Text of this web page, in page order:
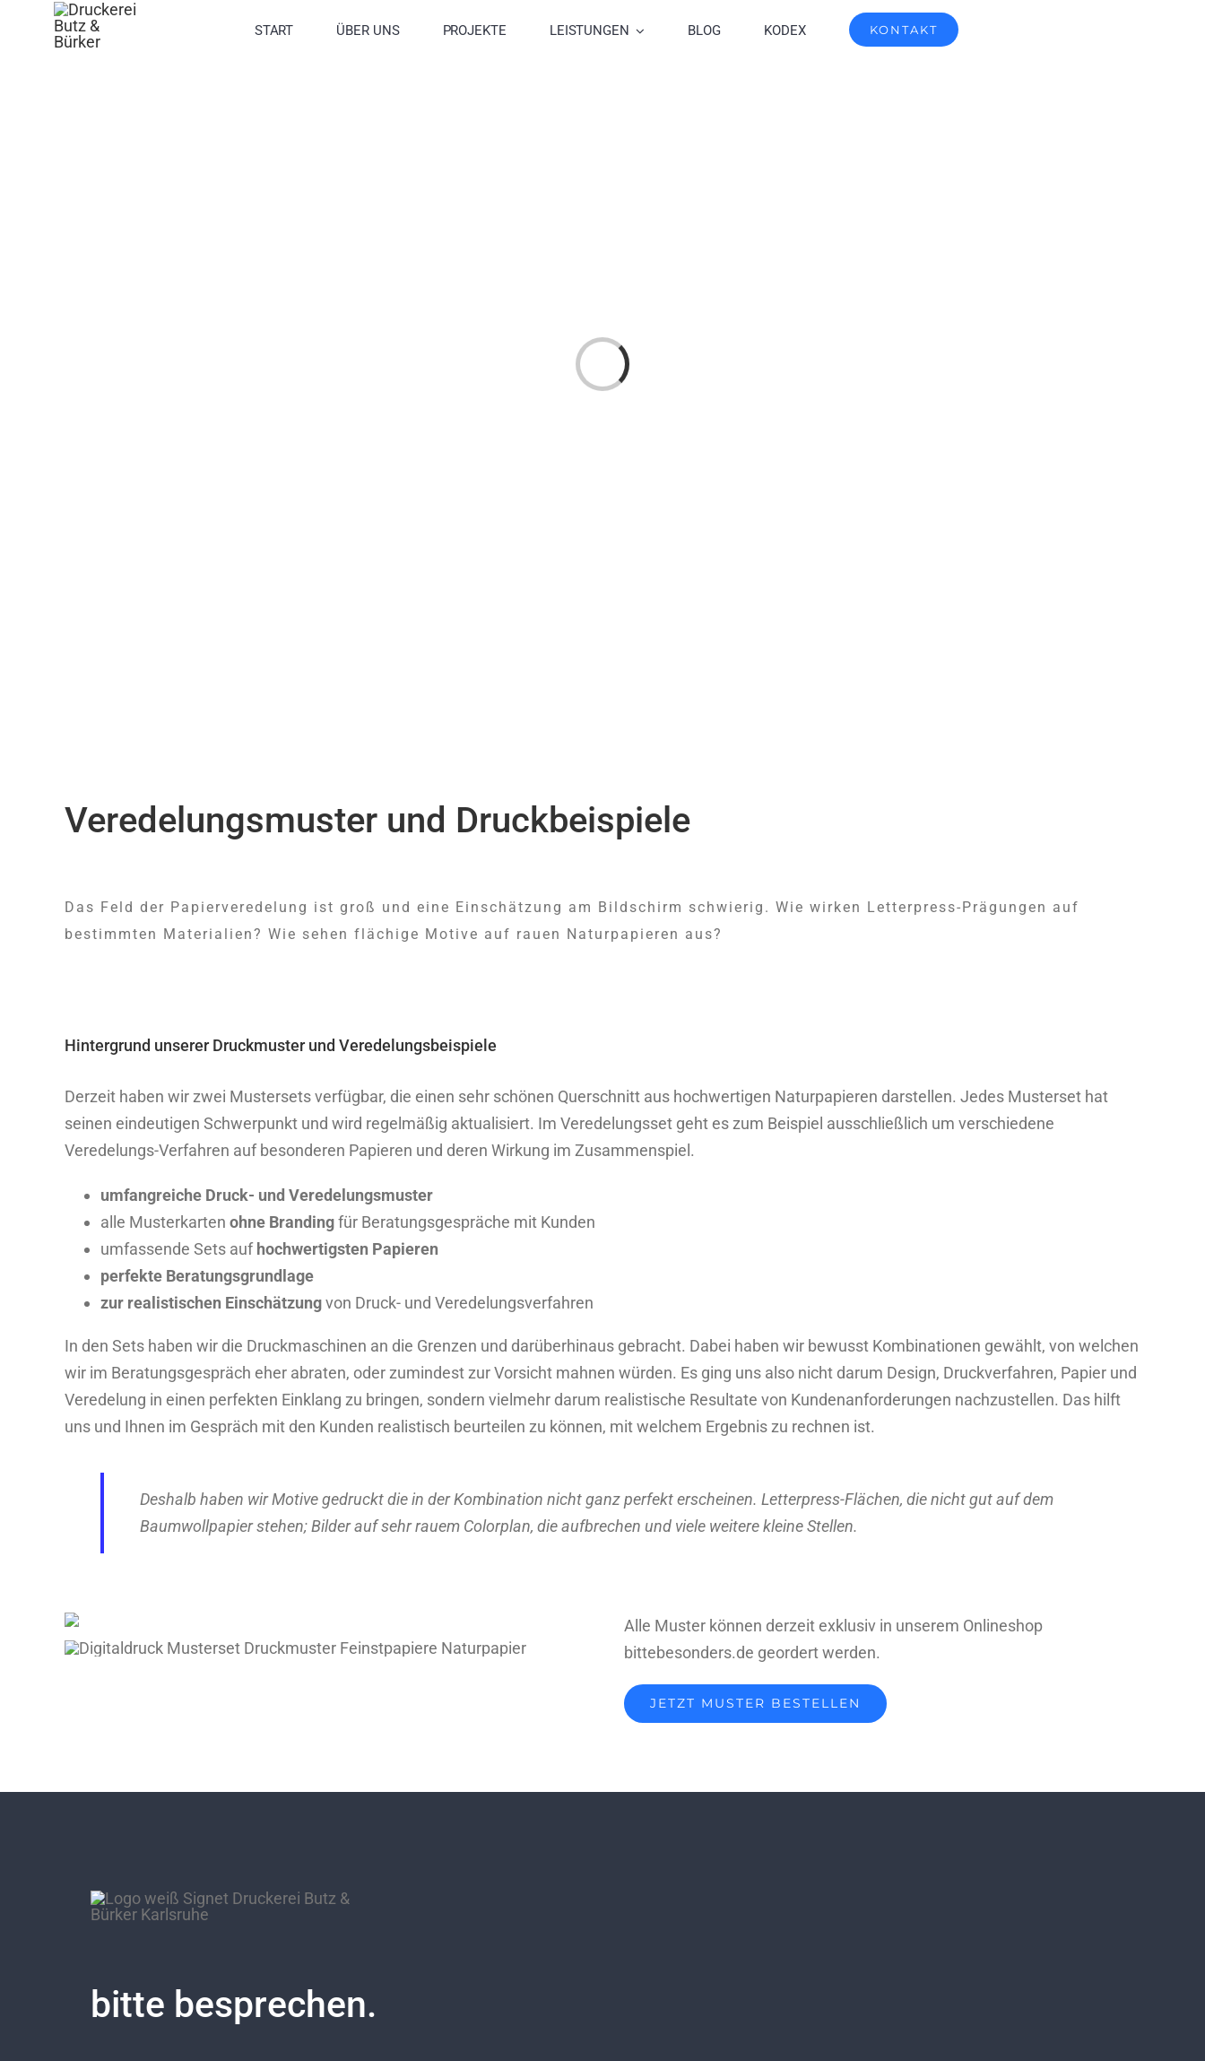
START ÜBER UNS PROJEKTE LEISTUNGEN BLOG KODEX KONTAKT
Laden...
Veredelungsmuster und Druckbeispiele
Das Feld der Papierveredelung ist groß und eine Einschätzung am Bildschirm schwierig. Wie wirken Letterpress-Prägungen auf
bestimmten Materialien? Wie sehen flächige Motive auf rauen Naturpapieren aus?
Hintergrund unserer Druckmuster und Veredelungsbeispiele
Derzeit haben wir zwei Mustersets verfügbar, die einen sehr schönen Querschnitt aus hochwertigen Naturpapieren darstellen. Jedes Musterset hat
seinen eindeutigen Schwerpunkt und wird regelmäßig aktualisiert. Im Veredelungsset geht es zum Beispiel ausschließlich um verschiedene
Veredelungs-Verfahren auf besonderen Papieren und deren Wirkung im Zusammenspiel.
umfangreiche Druck- und Veredelungsmuster
alle Musterkarten ohne Brandingfür Beratungsgespräche mit Kunden
umfassende Sets auf hochwertigsten Papieren
perfekte Beratungsgrundlage
zur realistischen Einschätzungvon Druck- und Veredelungsverfahren
In den Sets haben wir die Druckmaschinen an die Grenzen und darüberhinaus gebracht. Dabei haben wir bewusst Kombinationen gewählt, von welchen
wir im Beratungsgespräch eher abraten, oder zumindest zur Vorsicht mahnen würden. Es ging uns also nicht darum Design, Druckverfahren, Papier und
Veredelung in einen perfekten Einklang zu bringen, sondern vielmehr darum realistische Resultate von Kundenanforderungen nachzustellen. Das hilft
uns und Ihnen im Gespräch mit den Kunden realistisch beurteilen zu können, mit welchem Ergebnis zu rechnen ist.
Deshalb haben wir Motive gedruckt die in der Kombination nicht ganz perfekt erscheinen. Letterpress-Flächen, die nicht gut auf dem
Baumwollpapier stehen; Bilder auf sehr rauem Colorplan, die aufbrechen und viele weitere kleine Stellen.
Alle Muster können derzeit exklusiv in unserem Onlineshop
bittebesonders.de geordert werden.
JETZT MUSTER BESTELLEN
bitte besprechen.